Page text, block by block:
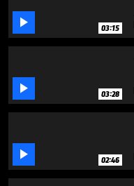
seconds
 03:15
 03:28
 02:46